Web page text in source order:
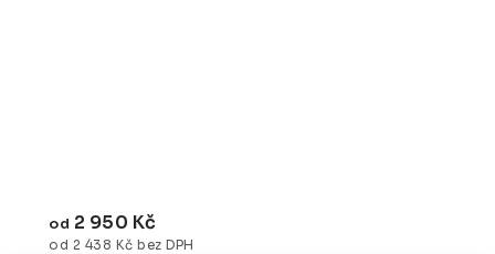
od 2 438 Kč bez DPH
od 2 950 Kč